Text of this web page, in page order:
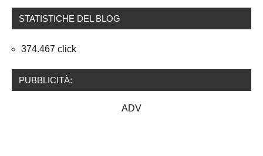
STATISTICHE DEL BLOG
374.467 click
PUBBLICITÀ:
ADV